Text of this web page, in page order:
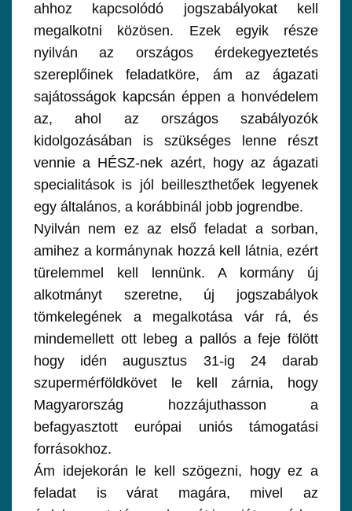
ahhoz kapcsolódó jogszabályokat kell
megalkotni közösen. Ezek egyik része
nyilván az országos érdekegyeztetés
szereplőinek feladatköre, ám az ágazati
sajátosságok kapcsán éppen a honvédelem
az, ahol az országos szabályozók
kidolgozásában is szükséges lenne részt
vennie a HÉSZ-nek azért, hogy az ágazati
specialitások is jól beilleszthetőek legyenek
egy általános, a korábbinál jobb jogrendbe.
Nyilván nem ez az első feladat a sorban,
amihez a kormánynak hozzá kell látnia, ezért
türelemmel kell lennünk. A kormány új
alkotmányt szeretne, új jogszabályok
tömkelegének a megalkotása vár rá, és
mindemellett ott lebeg a pallós a feje fölött
hogy idén augusztus 31-ig 24 darab
szupermérföldkövet le kell zárnia, hogy
Magyarország hozzájuthasson a
befagyasztott európai uniós támogatási
forrásokhoz.
Ám idejekorán le kell szögezni, hogy ez a
feladat is várat magára, mivel az